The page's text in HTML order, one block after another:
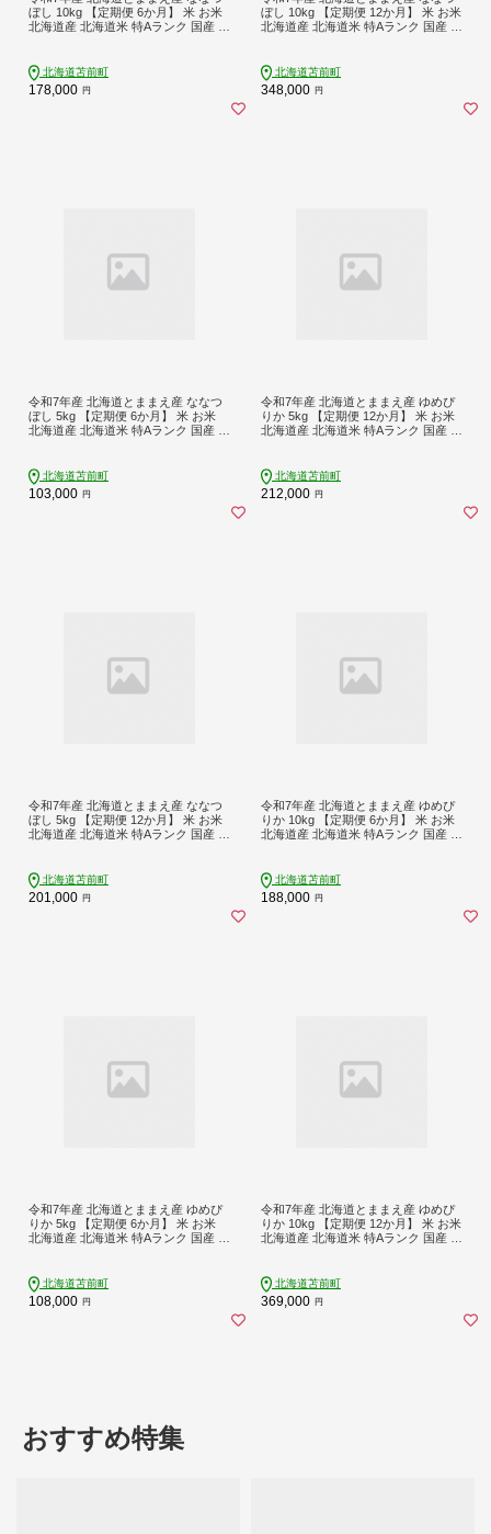
ぼし 10kg 【定期便 6か月】 米 お米
北海道産 北海道米 特Aランク 国産 白
北海道苫前町
178,000 円
ぼし 10kg 【定期便 12か月】 米 お米
北海道産 北海道米 特Aランク 国産 白
北海道苫前町
348,000 円
令和7年産 北海道とままえ産 ななつ
ぼし 5kg 【定期便 6か月】 米 お米
北海道産 北海道米 特Aランク 国産 白
北海道苫前町
103,000 円
令和7年産 北海道とままえ産 ゆめぴ
りか 5kg 【定期便 12か月】 米 お米
北海道産 北海道米 特Aランク 国産 白
北海道苫前町
212,000 円
令和7年産 北海道とままえ産 ななつ
ぼし 5kg 【定期便 12か月】 米 お米
北海道産 北海道米 特Aランク 国産 白
北海道苫前町
201,000 円
令和7年産 北海道とままえ産 ゆめぴ
りか 10kg 【定期便 6か月】 米 お米
北海道産 北海道米 特Aランク 国産 白
北海道苫前町
188,000 円
令和7年産 北海道とままえ産 ゆめぴ
りか 5kg 【定期便 6か月】 米 お米
北海道産 北海道米 特Aランク 国産 白
北海道苫前町
108,000 円
令和7年産 北海道とままえ産 ゆめぴ
りか 10kg 【定期便 12か月】 米 お米
北海道産 北海道米 特Aランク 国産 白
北海道苫前町
369,000 円
おすすめ特集